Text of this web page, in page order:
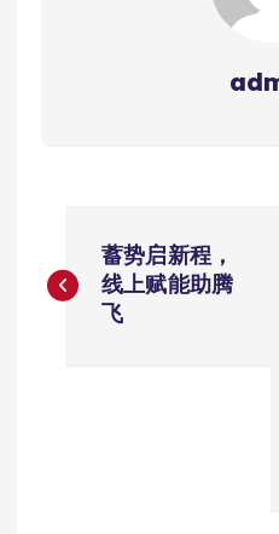
章
蓄势启新程，
线上赋能助腾
飞